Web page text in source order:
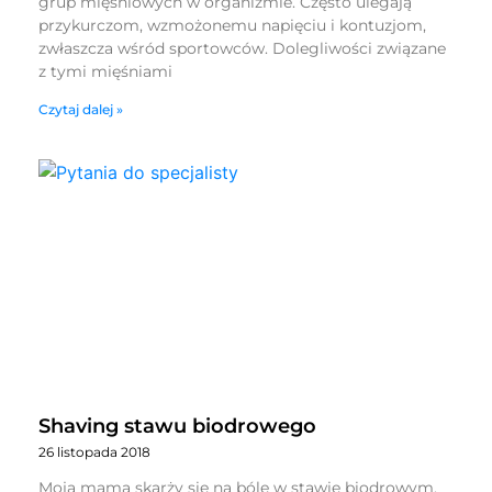
przykurczom, wzmożonemu napięciu i kontuzjom,
zwłaszcza wśród sportowców. Dolegliwości związane
z tymi mięśniami
Czytaj dalej »
Shaving stawu biodrowego
26 listopada 2018
Moja mama skarży się na bóle w stawie biodrowym.